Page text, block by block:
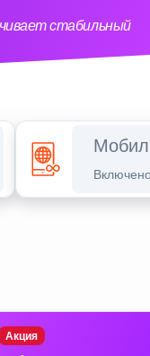
стабильный
Акция